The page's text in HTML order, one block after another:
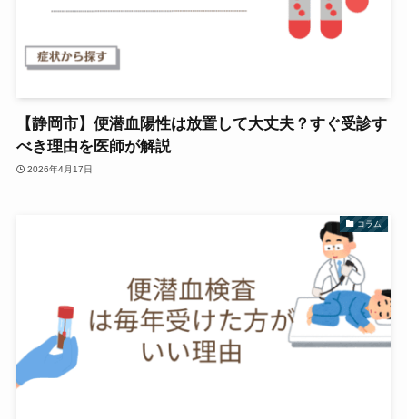
【静岡市】便潜血陽性は放置して大丈夫？すぐ受診す
べき理由を医師が解説
2026年4月17日
コラム